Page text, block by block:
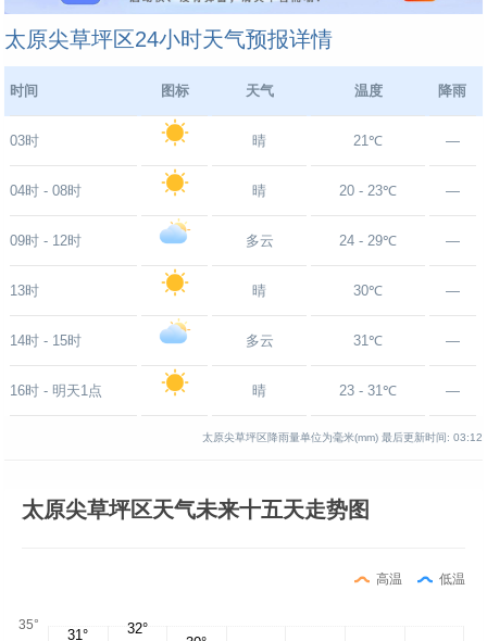
太原尖草坪区24小时天气预报详情
时间 图标 天气 温度 降雨
03时 晴 21℃ —
04时 - 08时 晴 20 - 23℃ —
09时 - 12时 多云 24 - 29℃ —
13时 晴 30℃ —
14时 - 15时 多云 31℃ —
16时 - 明天1点 晴 23 - 31℃ —
太原尖草坪区降雨量单位为毫米(mm) 最后更新时间: 03:12
太原尖草坪区天气未来十五天走势图
高温 低温